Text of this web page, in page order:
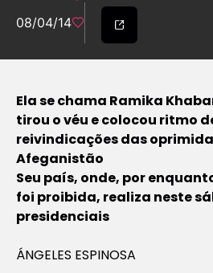
08/04/14
Ela se chama Ramika
tirou o véu e colocou ritmo
reivindicações das
Afeganistão
Seu país, onde, por
foi proibida, realiza neste
presidenciais
ÁNGELES ESPINOSA